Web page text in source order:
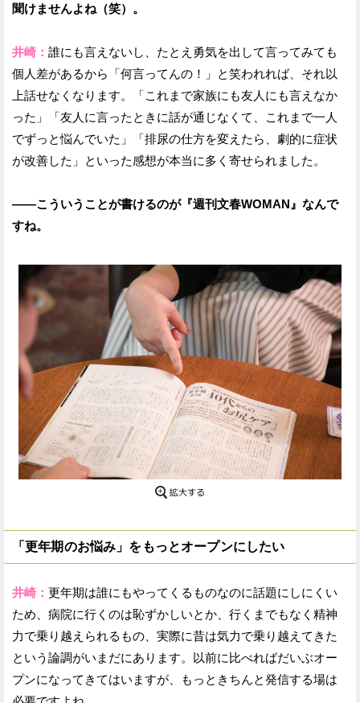
聞けませんよね（笑）。
井崎： 誰にも言えないし、たとえ勇気を出して言ってみても
個人差があるから「何言ってんの！」と笑われれば、それ以
上話せなくなります。「これまで家族にも友人にも言えなか
った」「友人に言ったときに話が通じなくて、これまで一人
でずっと悩んでいた」「排尿の仕方を変えたら、劇的に症状
が改善した」といった感想が本当に多く寄せられました。
——こういうことが書けるのが『週刊文春WOMAN』なんで
すね。
「更年期のお悩み」をもっとオープンにしたい
井崎： 更年期は誰にもやってくるものなのに話題にしにくい
ため、病院に行くのは恥ずかしいとか、行くまでもなく精神
力で乗り越えられるもの、実際に昔は気力で乗り越えてきた
という論調がいまだにあります。以前に比べればだいぶオー
プンになってきてはいますが、もっときちんと発信する場は